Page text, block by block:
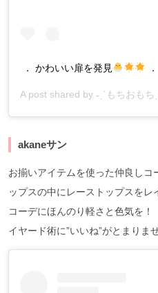
． かわいい扉を発見
A post shared by ˗ˏˋもちおもち
akaneサン
お揃いアイテムを使った仲良し
ップスの中にレーストップスを
コーデにほんのり軽さと色気を
イヤード術に”いいね”がとまりま